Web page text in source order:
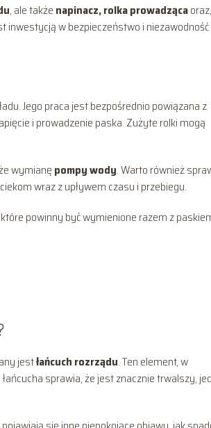
, ale także napinacz, rolka prowadząca
inwestycją w bezpieczeństwo i niezawodność
Jego praca jest bezpośrednio powiązana z
i prowadzenie paska. Zużyte rolki mogą
wymianę pompy wody. Warto również
wraz z upływem czasu i przebiegu.
powinny być wymienione razem z
jestłańcuch rozrządu. Ten element, w
sprawia, że jest znacznie trwalszy,